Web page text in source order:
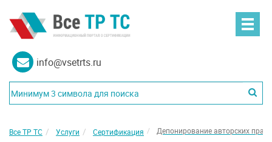
info@vsetrts.ru
Все ТР ТС Услуги Сертификация Депонирование авторских прав